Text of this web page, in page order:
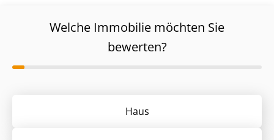
Welche Immobilie möchten Sie
bewerten?
Haus